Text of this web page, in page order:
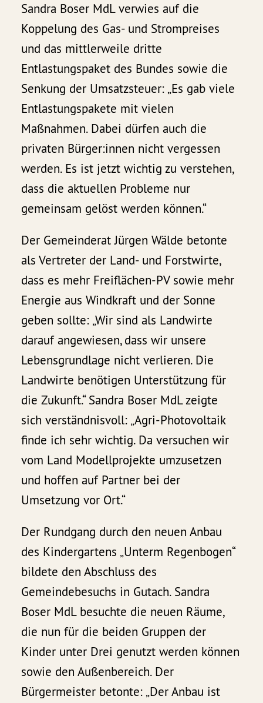
Sandra Boser MdL verwies auf die
Koppelung des Gas- und Strompreises
und das mittlerweile dritte
Entlastungspaket des Bundes sowie die
Senkung der Umsatzsteuer: „Es gab viele
Entlastungspakete mit vielen
Maßnahmen. Dabei dürfen auch die
privaten Bürger:innen nicht vergessen
werden. Es ist jetzt wichtig zu verstehen,
dass die aktuellen Probleme nur
gemeinsam gelöst werden können.“
Der Gemeinderat Jürgen Wälde betonte
als Vertreter der Land- und Forstwirte,
dass es mehr Freiflächen-PV sowie mehr
Energie aus Windkraft und der Sonne
geben sollte: „Wir sind als Landwirte
darauf angewiesen, dass wir unsere
Lebensgrundlage nicht verlieren. Die
Landwirte benötigen Unterstützung für
die Zukunft.“ Sandra Boser MdL zeigte
sich verständnisvoll: „Agri-Photovoltaik
finde ich sehr wichtig. Da versuchen wir
vom Land Modellprojekte umzusetzen
und hoffen auf Partner bei der
Umsetzung vor Ort.“
Der Rundgang durch den neuen Anbau
des Kindergartens „Unterm Regenbogen“
bildete den Abschluss des
Gemeindebesuchs in Gutach. Sandra
Boser MdL besuchte die neuen Räume,
die nun für die beiden Gruppen der
Kinder unter Drei genutzt werden können
sowie den Außenbereich. Der
Bürgermeister betonte: „Der Anbau ist